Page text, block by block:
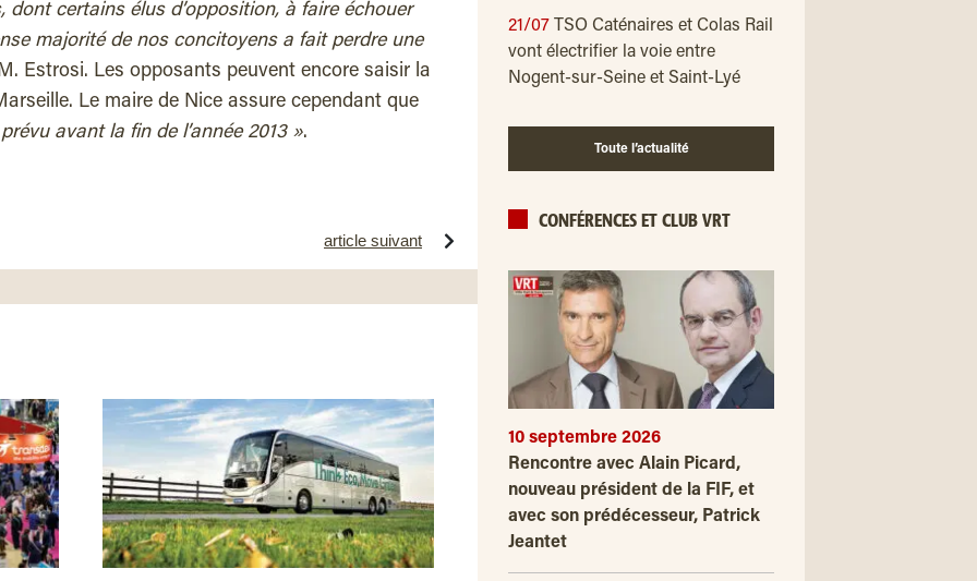
dont certains élus d’opposition, à faire échouer
majorité de nos concitoyens a fait perdre une
Estrosi. Les opposants peuvent encore saisir la
Le maire de Nice assure cependant que
avant la fin de l’année 2013 ».
article suivant
21/07
TSO Caténaires et Colas Rail
vont électrifier la voie entre
Nogent-sur-Seine et Saint-Lyé
Toute l’actualité
CONFÉRENCES ET CLUB VRT
10 septembre 2026
Rencontre avec Alain Picard,
nouveau président de la FIF, et
avec son prédécesseur, Patrick
Jeantet